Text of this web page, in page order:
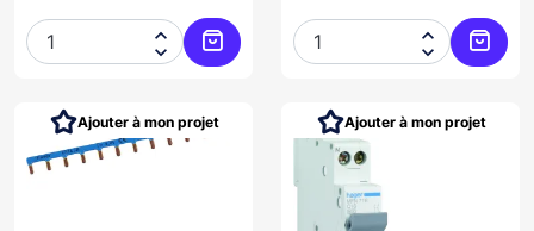


Ajouter au panier


Ajouter à mon projet Ajouter à mon projet